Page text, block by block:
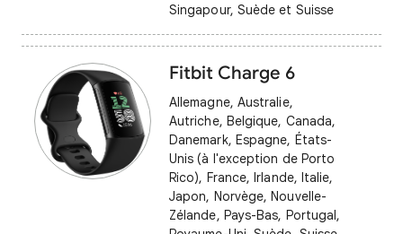
Singapour, Suède et Suisse
Fitbit Charge 6
Allemagne, Australie,
Autriche, Belgique, Canada,
Danemark, Espagne, États-
Unis (à l'exception de Porto
Rico), France, Irlande, Italie,
Japon, Norvège, Nouvelle-
Zélande, Pays-Bas, Portugal,